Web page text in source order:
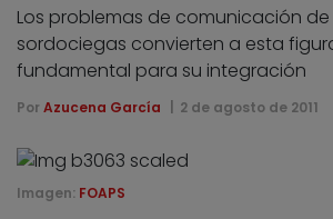
Los problemas de comunicación
sordociegas convierten a esta
fundamental para su integración
Por Azucena García 2 de agosto de 2011
Imagen: FOAPS